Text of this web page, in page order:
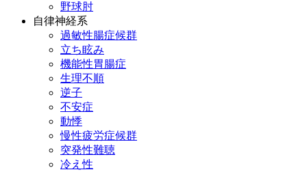
野球肘
自律神経系
過敏性腸症候群
立ち眩み
機能性胃腸症
生理不順
逆子
不安症
動悸
慢性疲労症候群
突発性難聴
冷え性